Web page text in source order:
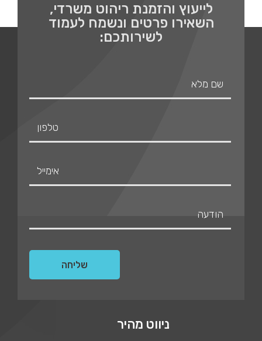
לייעוץ והזמנת ריהוט משרדי,
השאירו פרטים ונשמח לעמוד
לשירותכם:
ניווט מהיר